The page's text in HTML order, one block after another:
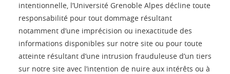
intentionnelle, l’Université Grenoble Alpes décline toute
responsabilité pour tout dommage résultant
notamment d’une imprécision ou inexactitude des
informations disponibles sur notre site ou pour toute
atteinte résultant d’une intrusion frauduleuse d’un tiers
sur notre site avec l’intention de nuire aux intérêts ou à